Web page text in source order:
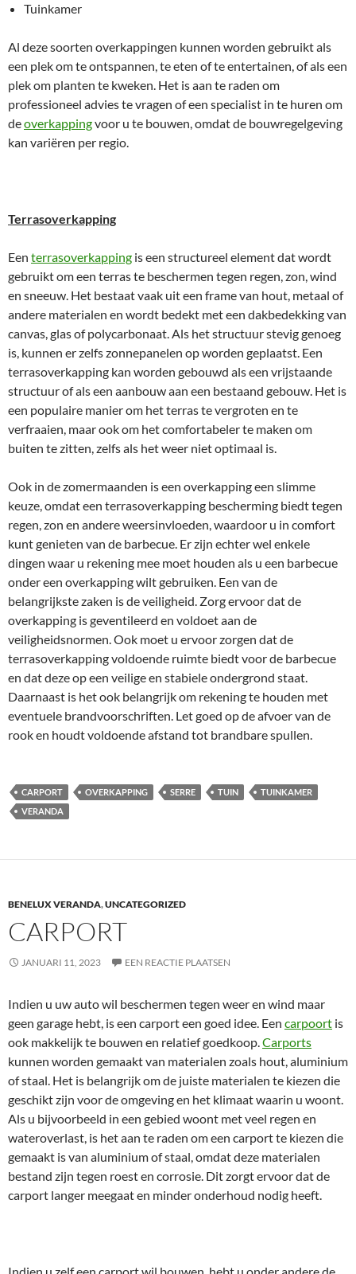
Tuinkamer
Al deze soorten overkappingen kunnen worden gebruikt als
een plek om te ontspannen, te eten of te entertainen, of als een
plek om planten te kweken. Het is aan te raden om
professioneel advies te vragen of een specialist in te huren om
deoverkappingvoor u te bouwen, omdat de bouwregelgeving
kan variëren per regio.
Terrasoverkapping
Een terrasoverkapping is een structureel element dat wordt
gebruikt om een terras te beschermen tegen regen, zon, wind
en sneeuw. Het bestaat vaak uit een frame van hout, metaal of
andere materialen en wordt bedekt met een dakbedekking van
canvas, glas of polycarbonaat. Als het structuur stevig genoeg
is, kunnen er zelfs zonnepanelen op worden geplaatst. Een
terrasoverkapping kan worden gebouwd als een vrijstaande
structuur of als een aanbouw aan een bestaand gebouw. Het is
een populaire manier om het terras te vergroten en te
verfraaien, maar ook om het comfortabeler te maken om
buiten te zitten, zelfs als het weer niet optimaal is.
Ook in de zomermaanden is een overkapping een slimme
keuze, omdat een terrasoverkapping bescherming biedt tegen
regen, zon en andere weersinvloeden, waardoor u in comfort
kunt genieten van de barbecue. Er zijn echter wel enkele
dingen waar u rekening mee moet houden als u een barbecue
onder een overkapping wilt gebruiken. Een van de
belangrijkste zaken is de veiligheid. Zorg ervoor dat de
overkapping is geventileerd en voldoet aan de
veiligheidsnormen. Ook moet u ervoor zorgen dat de
terrasoverkapping voldoende ruimte biedt voor de barbecue
en dat deze op een veilige en stabiele ondergrond staat.
Daarnaast is het ook belangrijk om rekening te houden met
eventuele brandvoorschriften. Let goed op de afvoer van de
rook en houdt voldoende afstand tot brandbare spullen.
CARPORT OVERKAPPING SERRE TUIN
TUINKAMER
VERANDA
BENELUX VERANDA,UNCATEGORIZED
CARPORT
JANUARI 11, 2023 EEN REACTIE PLAATSEN
Indien u uw auto wil beschermen tegen weer en wind maar
geen garage hebt, is een carport een goed idee. Een carpoort is
ook makkelijk te bouwen en relatief goedkoop.Carports
kunnen worden gemaakt van materialen zoals hout, aluminium
of staal. Het is belangrijk om de juiste materialen te kiezen die
geschikt zijn voor de omgeving en het klimaat waarin u woont.
Als u bijvoorbeeld in een gebied woont met veel regen en
wateroverlast, is het aan te raden om een carport te kiezen die
gemaakt is van aluminium of staal, omdat deze materialen
bestand zijn tegen roest en corrosie. Dit zorgt ervoor dat de
carport langer meegaat en minder onderhoud nodig heeft.